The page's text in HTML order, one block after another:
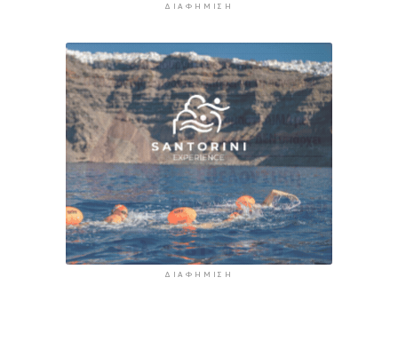
ΔΙΑΦΉΜΙΣΗ
ΔΙΑΦΉΜΙΣΗ